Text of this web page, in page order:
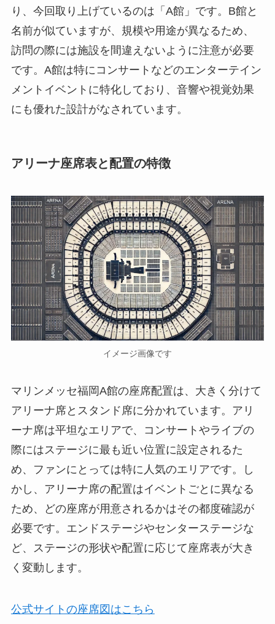
り、今回取り上げているのは「A館」です。B館と
名前が似ていますが、規模や用途が異なるため、
訪問の際には施設を間違えないように注意が必要
です。A館は特にコンサートなどのエンターテイン
メントイベントに特化しており、音響や視覚効果
にも優れた設計がなされています。
アリーナ座席表と配置の特徴
イメージ画像です
マリンメッセ福岡A館の座席配置は、大きく分けて
アリーナ席とスタンド席に分かれています。アリ
ーナ席は平坦なエリアで、コンサートやライブの
際にはステージに最も近い位置に設定されるた
め、ファンにとっては特に人気のエリアです。し
かし、アリーナ席の配置はイベントごとに異なる
ため、どの座席が用意されるかはその都度確認が
必要です。エンドステージやセンターステージな
ど、ステージの形状や配置に応じて座席表が大き
く変動します。
公式サイトの座席図はこちら